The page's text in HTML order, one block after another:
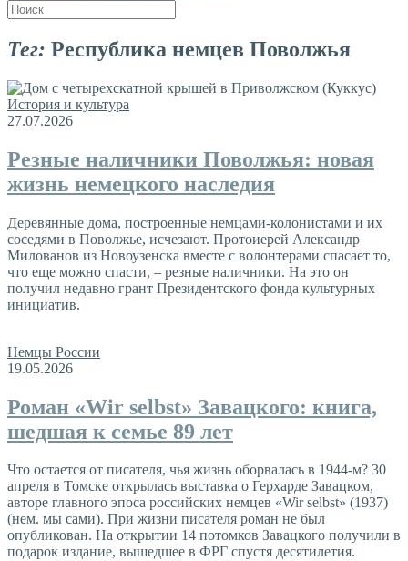
Тег: Республика немцев Поволжья
История и культура
27.07.2026
Резные наличники Поволжья: новая
жизнь немецкого наследия
Деревянные дома, построенные немцами-колонистами и их
соседями в Поволжье, исчезают. Протоиерей Александр
Милованов из Новоузенска вместе с волонтерами спасает то,
что еще можно спасти, – резные наличники. На это он
получил недавно грант Президентского фонда культурных
инициатив.
Немцы России
19.05.2026
Роман «Wir selbst» Завацкого: книга,
шедшая к семье 89 лет
Что остается от писателя, чья жизнь оборвалась в 1944-м? 30
апреля в Томске открылась выставка о Герхарде Завацком,
авторе главного эпоса российских немцев «Wir selbst» (1937)
(нем. мы сами). При жизни писателя роман не был
опубликован. На открытии 14 потомков Завацкого получили в
подарок издание, вышедшее в ФРГ спустя десятилетия.